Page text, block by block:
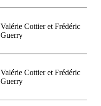
Valérie Cottier et Frédéric
Guerry
Valérie Cottier et Frédéric
Guerry